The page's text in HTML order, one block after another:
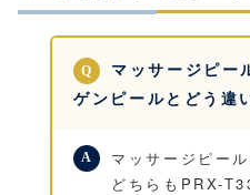
マッサージピー
ゲンピールとどう違
マッサージピー
どちらもPRX-